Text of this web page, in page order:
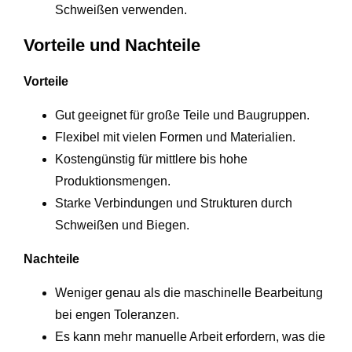
Schweißen verwenden.
Vorteile und Nachteile
Vorteile
Gut geeignet für große Teile und Baugruppen.
Flexibel mit vielen Formen und Materialien.
Kostengünstig für mittlere bis hohe
Produktionsmengen.
Starke Verbindungen und Strukturen durch
Schweißen und Biegen.
Nachteile
Weniger genau als die maschinelle Bearbeitung
bei engen Toleranzen.
Es kann mehr manuelle Arbeit erfordern, was die